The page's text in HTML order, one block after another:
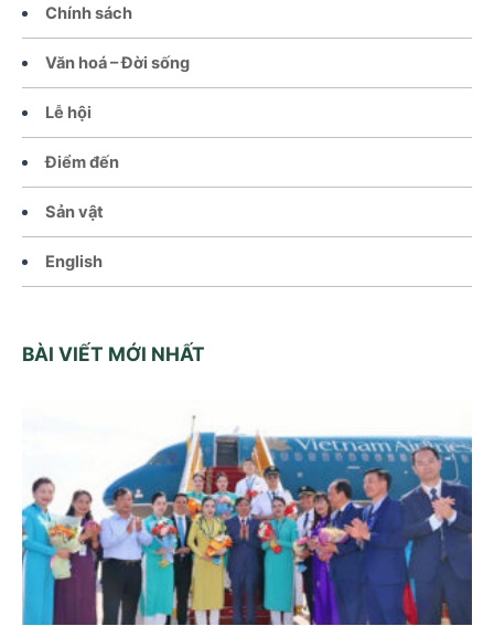
Chính sách
Văn hoá – Đời sống
Lễ hội
Điểm đến
Sản vật
English
BÀI VIẾT MỚI NHẤT